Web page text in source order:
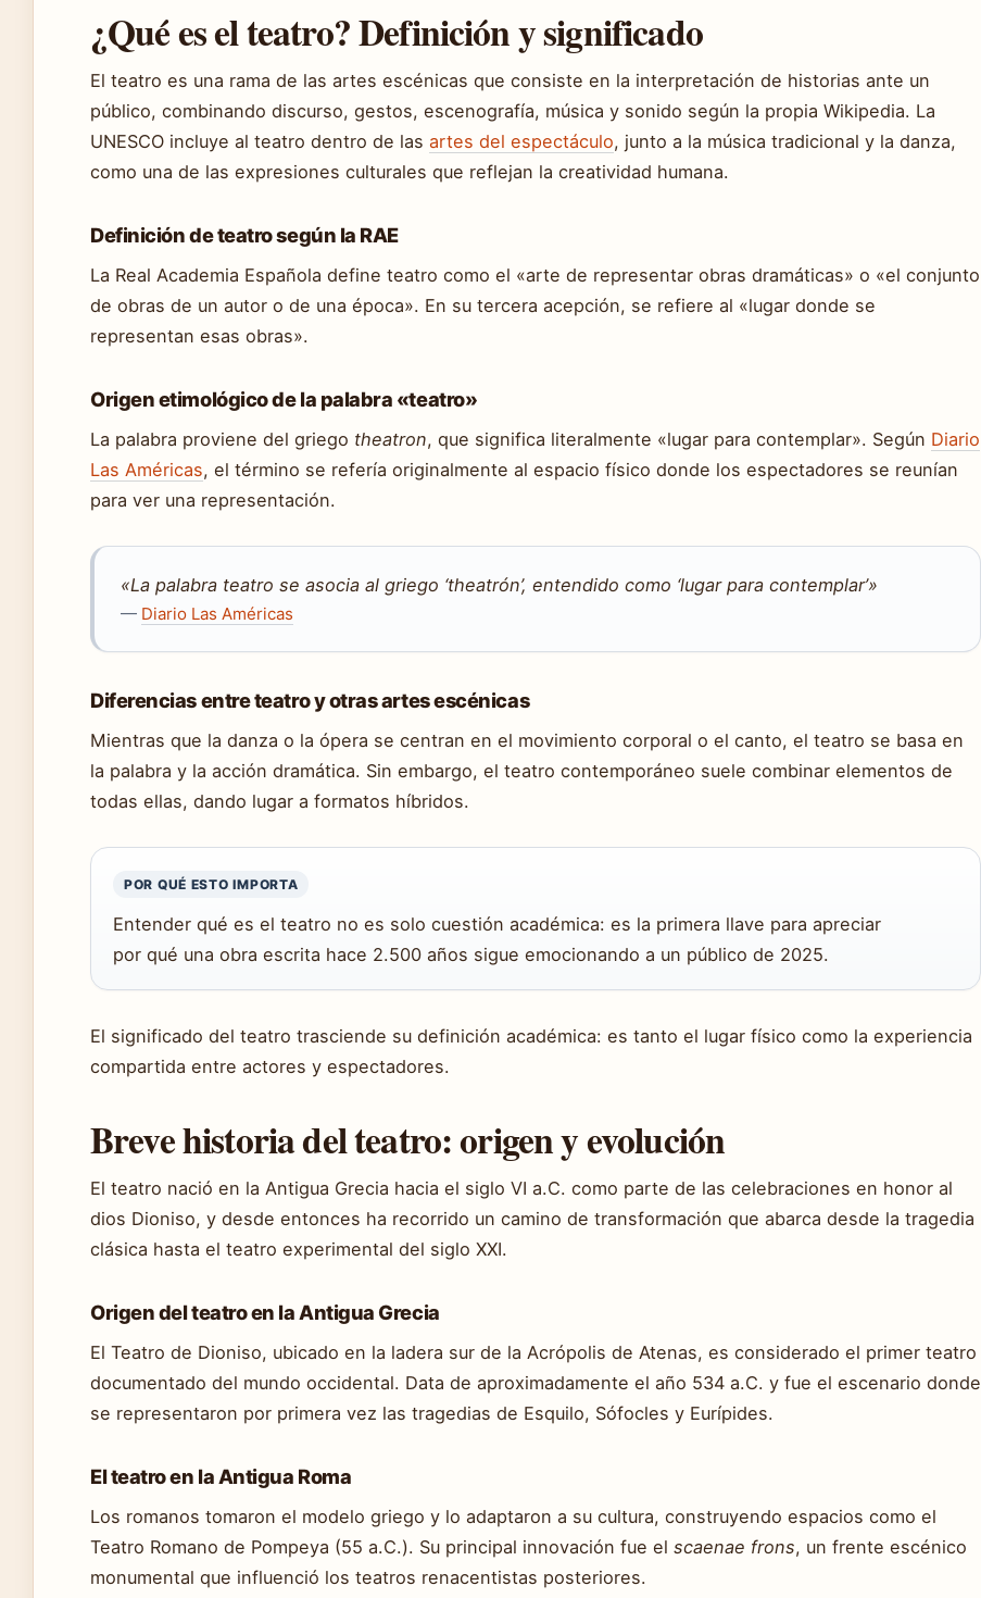
¿Qué es el teatro? Definición y significado
El teatro es una rama de las artes escénicas que consiste en la interpretación de historias ante un
público, combinando discurso, gestos, escenografía, música y sonido según la propia Wikipedia. La
UNESCO incluye al teatro dentro de las artes del espectáculo, junto a la música tradicional y la danza,
como una de las expresiones culturales que reflejan la creatividad humana.
Definición de teatro según la RAE
La Real Academia Española define teatro como el «arte de representar obras dramáticas» o «el conjunto
de obras de un autor o de una época». En su tercera acepción, se refiere al «lugar donde se
representan esas obras».
Origen etimológico de la palabra «teatro»
La palabra proviene del griego theatron, que significa literalmente «lugar para contemplar». Según Diario
Las Américas, el término se refería originalmente al espacio físico donde los espectadores se reunían
para ver una representación.
«La palabra teatro se asocia al griego ‘theatrón’, entendido como ‘lugar para contemplar’»
— Diario Las Américas
Diferencias entre teatro y otras artes escénicas
Mientras que la danza o la ópera se centran en el movimiento corporal o el canto, el teatro se basa en
la palabra y la acción dramática. Sin embargo, el teatro contemporáneo suele combinar elementos de
todas ellas, dando lugar a formatos híbridos.
POR QUÉ ESTO IMPORTA
Entender qué es el teatro no es solo cuestión académica: es la primera llave para apreciar
por qué una obra escrita hace 2.500 años sigue emocionando a un público de 2025.
El significado del teatro trasciende su definición académica: es tanto el lugar físico como la experiencia
compartida entre actores y espectadores.
Breve historia del teatro: origen y evolución
El teatro nació en la Antigua Grecia hacia el siglo VI a.C. como parte de las celebraciones en honor al
dios Dioniso, y desde entonces ha recorrido un camino de transformación que abarca desde la tragedia
clásica hasta el teatro experimental del siglo XXI.
Origen del teatro en la Antigua Grecia
El Teatro de Dioniso, ubicado en la ladera sur de la Acrópolis de Atenas, es considerado el primer teatro
documentado del mundo occidental. Data de aproximadamente el año 534 a.C. y fue el escenario donde
se representaron por primera vez las tragedias de Esquilo, Sófocles y Eurípides.
El teatro en la Antigua Roma
Los romanos tomaron el modelo griego y lo adaptaron a su cultura, construyendo espacios como el
Teatro Romano de Pompeya (55 a.C.). Su principal innovación fue el scaenae frons, un frente escénico
monumental que influenció los teatros renacentistas posteriores.